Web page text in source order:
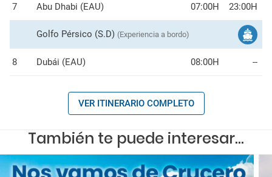
7 Abu Dhabi (EAU) 07:00H 23:00H
Golfo Pérsico (S.D) (Experiencia a bordo)
8 Dubái (EAU) 08:00H --
VER ITINERARIO COMPLETO
También te puede interesar...